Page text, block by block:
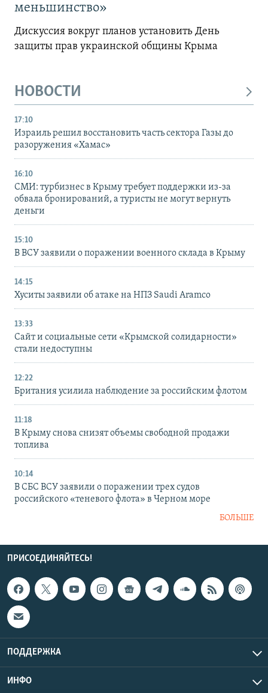
меньшинство»
Дискуссия вокруг планов установить День
защиты прав украинской общины Крыма
НОВОСТИ
17:10
Израиль решил восстановить часть сектора Газы до
разоружения «Хамас»
16:10
СМИ: турбизнес в Крыму требует поддержки из-за
обвала бронирований, а туристы не могут вернуть
деньги
15:10
В ВСУ заявили о поражении военного склада в Крыму
14:15
Хуситы заявили об атаке на НПЗ Saudi Aramco
13:33
Сайт и социальные сети «Крымской солидарности»
стали недоступны
12:22
Британия усилила наблюдение за российским флотом
11:18
В Крыму снова снизят объемы свободной продажи
топлива
10:14
В СБС ВСУ заявили о поражении трех судов
российского «теневого флота» в Черном море
БОЛЬШЕ
ПРИСОЕДИНЯЙТЕСЬ!
ПОДДЕРЖКА
ИНФО